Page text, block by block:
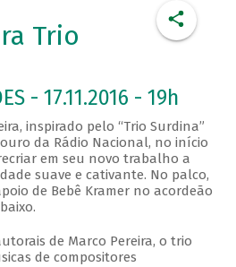
Trio
- 17.11.2016 - 19h
inspirado pelo “Trio Surdina”
da Rádio Nacional, no início
em seu novo trabalho a
suave e cativante. No palco,
de Bebê Kramer no acordeão
de Marco Pereira, o trio
de compositores